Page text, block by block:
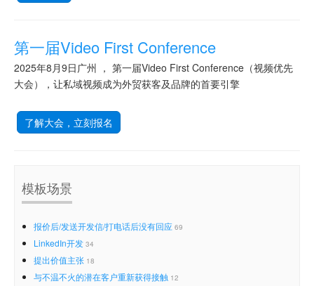
第一届Video First Conference
2025年8月9日广州 ， 第一届Video First Conference（视频优先
大会），让私域视频成为外贸获客及品牌的首要引擎
了解大会，立刻报名
模板场景
报价后/发送开发信/打电话后没有回应 69
LinkedIn开发 34
提出价值主张 18
与不温不火的潜在客户重新获得接触 12